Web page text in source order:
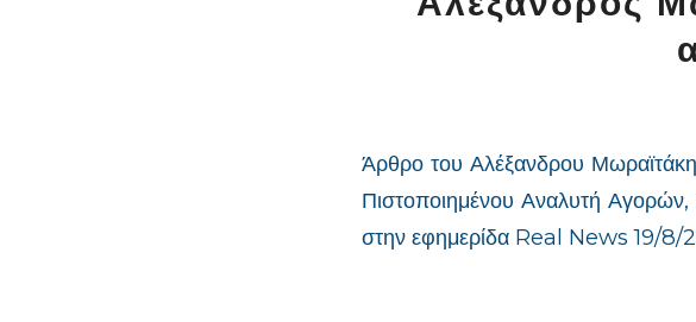
Άρθρο του Αλέξανδρου
Πιστοποιημένου Αναλυτή
στην εφημερίδα Real News 19/8/